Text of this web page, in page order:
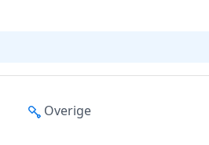
Overige